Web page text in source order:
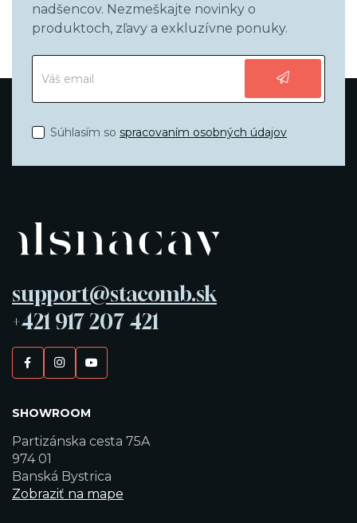
nadšencov. Nezmeškajte novinky o
produktoch, zľavy a exkluzívne ponuky.
Súhlasím so spracovaním osobných údajov
support@stacomb.sk
+421 917 207 421
SHOWROOM
Partizánska cesta 75A
974 01
Banská Bystrica
Zobraziť na mape